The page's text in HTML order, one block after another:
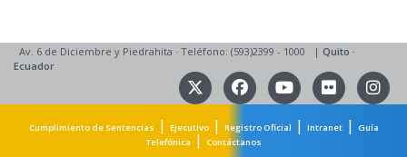
Av. 6 de Diciembre y Piedrahita · Teléfono: (593)2399 - 1000 | Quito ·
Ecuador
Cumplimiento de Sentencias | Ejecutivo| Registro Oficial | Intranet|
Guía
Telefónica
| Contáctanos